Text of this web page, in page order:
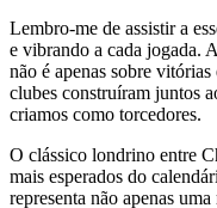
Lembro-me de assistir a
e vibrando a cada jogada.
não é apenas sobre
clubes construíram juntos
criamos como torcedores.
O clássico londrino entre
mais esperados do
representa não apenas